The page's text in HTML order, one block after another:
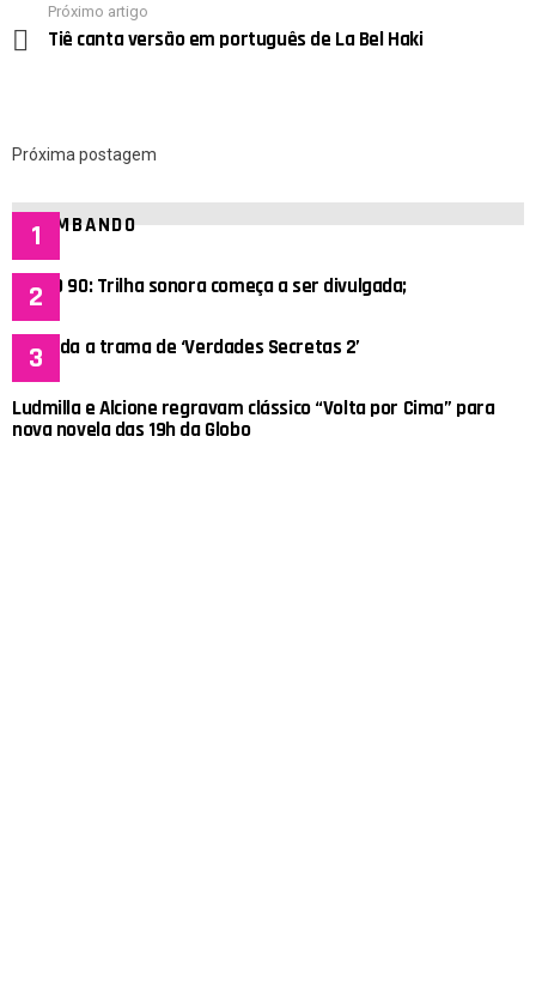
Próximo artigo
Tiê canta versão em português de La Bel Haki
Próxima postagem
BOMBANDO
VERÃO 90: Trilha sonora começa a ser divulgada;
Entenda a trama de ‘Verdades Secretas 2’
Ludmilla e Alcione regravam clássico “Volta por Cima” para
nova novela das 19h da Globo